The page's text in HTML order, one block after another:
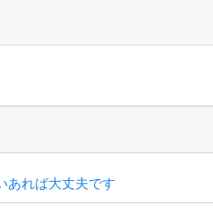
あれば大丈夫です